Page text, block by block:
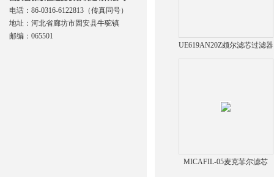
UE619AN20Z颇尔滤芯过滤器
MICAFIL-05麦克菲尔滤芯
电话：86-0316-6122813（传真同号）
地址：河北省廊坊市固安县牛驼镇
邮编：065501